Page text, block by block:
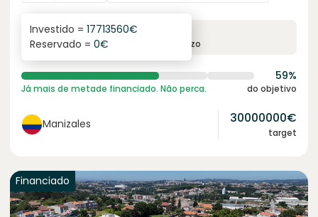
6.1%
juro anual prazo
Investido = 17713560€
Reservado = 0€
59%
Já mais de metade financiado. Não perca. do objetivo
Manizales 30000000€
target
Financiado